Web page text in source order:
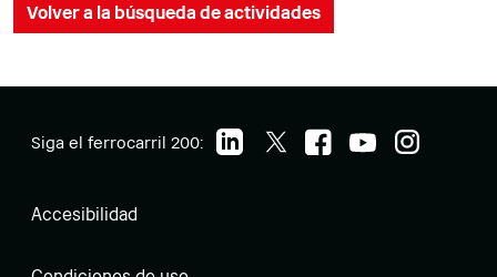
Volver a la búsqueda de actividades
Siga el ferrocarril 200:
Accesibilidad